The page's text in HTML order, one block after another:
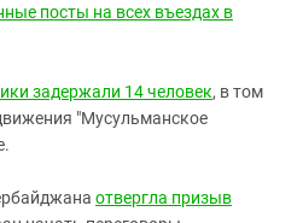
посты на всех въездах в
задержали 14 человек, в том
"Мусульманское
отвергла призыв